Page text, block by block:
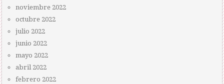
noviembre 2022
octubre 2022
julio 2022
junio 2022
mayo 2022
abril 2022
febrero 2022